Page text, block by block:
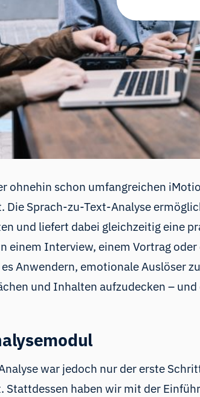
ohnehin schon umfangreichen
Die Sprach-zu-Text-Analyse
und liefert dabei gleichzeitig eine
einem Interview, einem Vortrag
Anwendern, emotionale Auslöser
und Inhalten aufzudecken –
war jedoch nur der erste
Stattdessen haben wir mit der